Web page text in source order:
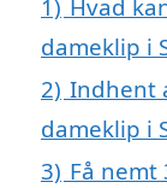
1) Hvad
dameklip i
2) Indhent
dameklip i
3) Få